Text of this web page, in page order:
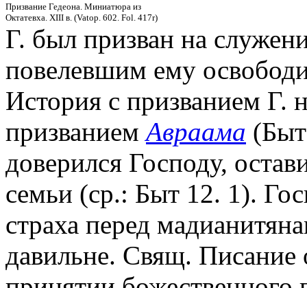
Призвание Гедеона. Миниатюра из
Октатевха. XIII в. (Vatop. 602. Fol. 417r)
Г. был призван на
повелевшим ему
История с призванием Г.
призваниемАвраама
доверился Господу,
семьи (ср.: Быт 12. 1).
страха перед
давильне. Свящ. Писание